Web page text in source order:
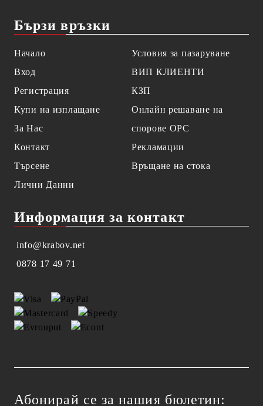
Бързи връзки
Начало
Вход
Регистрация
Купи на изплащане
За Нас
Контакт
Търсене
Лични Данни
Условия за пазаруване
ВИП КЛИЕНТИ
КЗП
Онлайн решаване на
спорове OPC
Рекламации
Връщане на стока
Информация за контакт
info@krabov.net
0878 17 49 71
Абонирай се за нашия бюлетин: